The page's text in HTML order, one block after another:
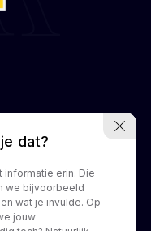
op afspraak
Customization
dat?
erin. Die
we bijvoorbeeld
wat je invulde. Op
jouw